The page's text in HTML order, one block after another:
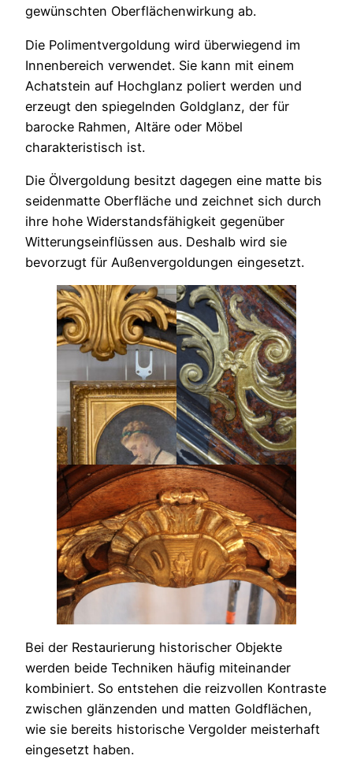
gewünschten Oberflächenwirkung ab.
Die Polimentvergoldung wird überwiegend im
Innenbereich verwendet. Sie kann mit einem
Achatstein auf Hochglanz poliert werden und
erzeugt den spiegelnden Goldglanz, der für
barocke Rahmen, Altäre oder Möbel
charakteristisch ist.
Die Ölvergoldung besitzt dagegen eine matte bis
seidenmatte Oberfläche und zeichnet sich durch
ihre hohe Widerstandsfähigkeit gegenüber
Witterungseinflüssen aus. Deshalb wird sie
bevorzugt für Außenvergoldungen eingesetzt.
Bei der Restaurierung historischer Objekte
werden beide Techniken häufig miteinander
kombiniert. So entstehen die reizvollen Kontraste
zwischen glänzenden und matten Goldflächen,
wie sie bereits historische Vergolder meisterhaft
eingesetzt haben.